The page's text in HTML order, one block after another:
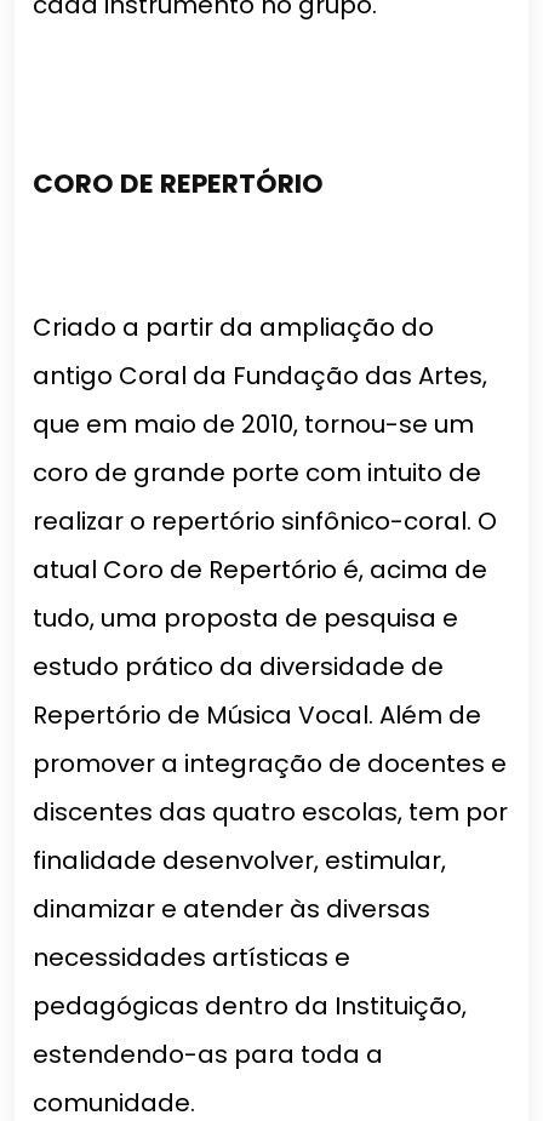
CORO DE REPERTÓRIO
Criado a partir da ampliação do
antigo Coral da Fundação das Artes,
que em maio de 2010, tornou-se um
coro de grande porte com intuito de
realizar o repertório sinfônico-coral. O
atual Coro de Repertório é, acima de
tudo, uma proposta de pesquisa e
estudo prático da diversidade de
Repertório de Música Vocal. Além de
promover a integração de docentes e
discentes das quatro escolas, tem por
finalidade desenvolver, estimular,
dinamizar e atender às diversas
necessidades artísticas e
pedagógicas dentro da Instituição,
estendendo-as para toda a
comunidade.